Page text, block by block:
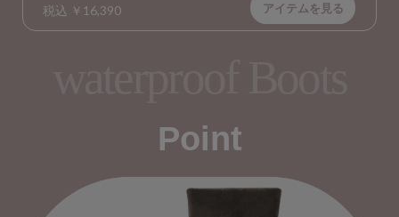
税込 ￥16,390 アイテムを見る
Point